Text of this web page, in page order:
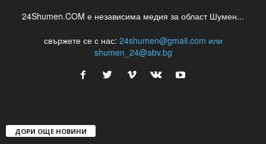
24Shumen.COM е независима медия за област Шумен...
свържете се с нас: 24shumen@gmail.com или
shumen_24@abv.bg
ДОРИ ОЩЕ НОВИНИ